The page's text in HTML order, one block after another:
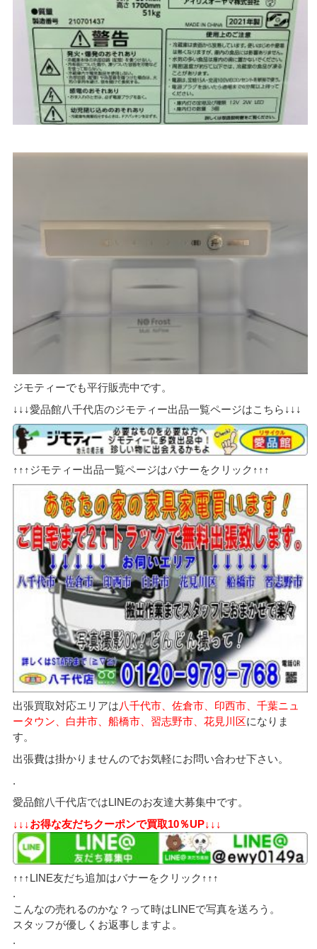
ジモティーでも平行販売中です。
↓↓↓愛品館八千代店のジモティー出品一覧ページはこちら↓↓↓
↑↑↑ジモティー出品一覧ページはバナーをクリック↑↑↑
出張買取対応エリアは八千代市、佐倉市、印西市、千葉ニュ
ータウン、白井市、船橋市、習志野市、花見川区になりま
す。
出張費は掛かりませんのでお気軽にお問い合わせ下さい。
.
愛品館八千代店ではLINEのお友達大募集中です。
↓↓↓お得な友だちクーポンで買取10％UP↓↓↓
↑↑↑LINE友だち追加はバナーをクリック↑↑↑
.
こんなの売れるのかな？って時はLINEで写真を送ろう。
スタッフが優しくお返事しますよ。
.